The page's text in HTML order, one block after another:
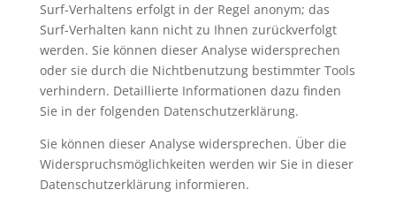
Surf-Verhaltens erfolgt in der Regel anonym; das
Surf-Verhalten kann nicht zu Ihnen zurückverfolgt
werden. Sie können dieser Analyse widersprechen
oder sie durch die Nichtbenutzung bestimmter Tools
verhindern. Detaillierte Informationen dazu finden
Sie in der folgenden Datenschutzerklärung.
Sie können dieser Analyse widersprechen. Über die
Widerspruchsmöglichkeiten werden wir Sie in dieser
Datenschutzerklärung informieren.